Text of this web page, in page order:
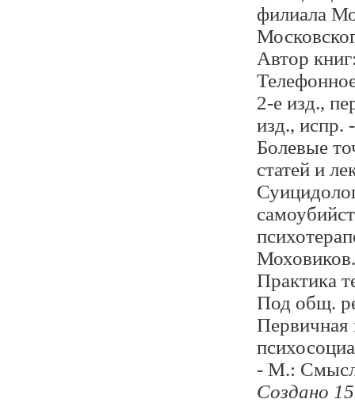
филиала
Автор
2-е изд.,
изд.,
Болевые
статей и
Практика
Под общ.
Первичная
- М.:
Создано